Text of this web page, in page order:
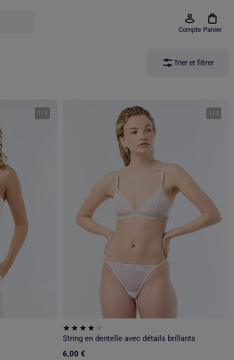
Compte Panier
Trier et filtrer
1 / 5 1 / 3
String en dentelle avec détails brillants
6,00 €